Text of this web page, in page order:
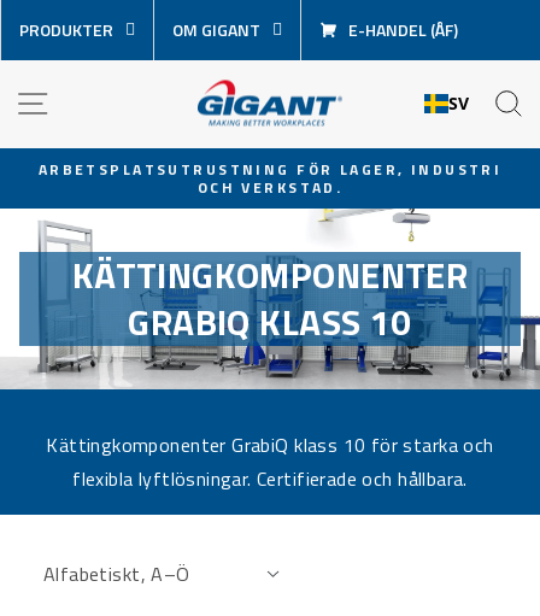
över
innehåll
PRODUKTER OM GIGANT E-HANDEL (ÅF)
SV
Pausa
bildspel
ARBETSPLATSUTRUSTNING FÖR LAGER, INDUSTRI
OCH VERKSTAD.
KÄTTINGKOMPONENTER
GRABIQ KLASS 10
Kättingkomponenter GrabiQ klass 10 för starka och
flexibla lyftlösningar. Certifierade och hållbara.